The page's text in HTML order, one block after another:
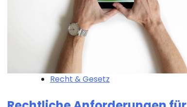
Recht & Gesetz